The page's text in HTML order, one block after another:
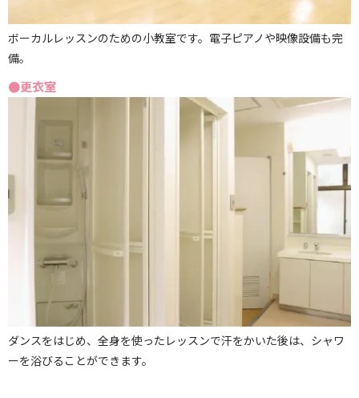
ボーカルレッスンのための小教室です。電子ピアノや映像設備も完
備。
●更衣室
ダンスをはじめ、全身を使ったレッスンで汗をかいた後は、シャワ
ーを浴びることができます。